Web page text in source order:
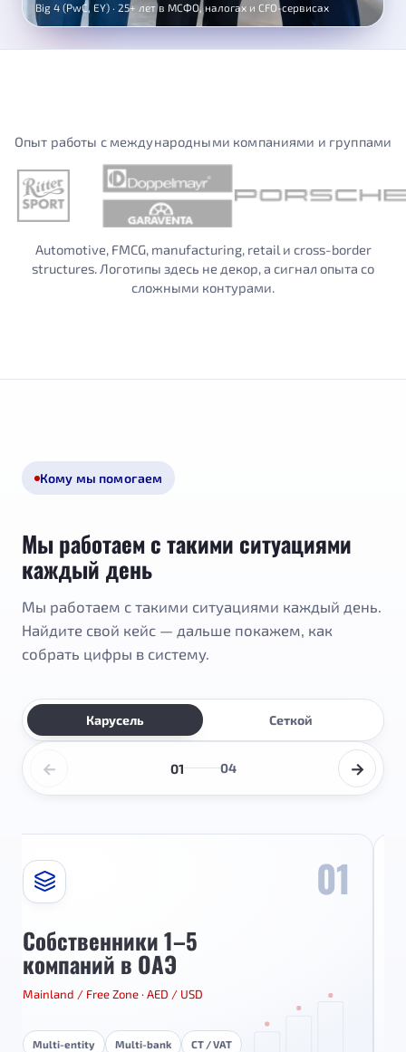
Big 4 (PwC, EY) · 25+ лет в МСФО, налогах и CFO-сервисах
Опыт работы с международными компаниями и группами
Automotive, FMCG, manufacturing, retail и cross-border
structures. Логотипы здесь не декор, а сигнал опыта со
сложными контурами.
Кому мы помогаем
Мы работаем с такими ситуациями
каждый день
Мы работаем с такими ситуациями каждый день.
Найдите свой кейс — дальше покажем, как
собрать цифры в систему.
Карусель Сеткой
← 01 04 →
01
Собственники 1–5
компаний в ОАЭ
Mainland / Free Zone · AED / USD
Multi-entity Multi-bank CT / VAT